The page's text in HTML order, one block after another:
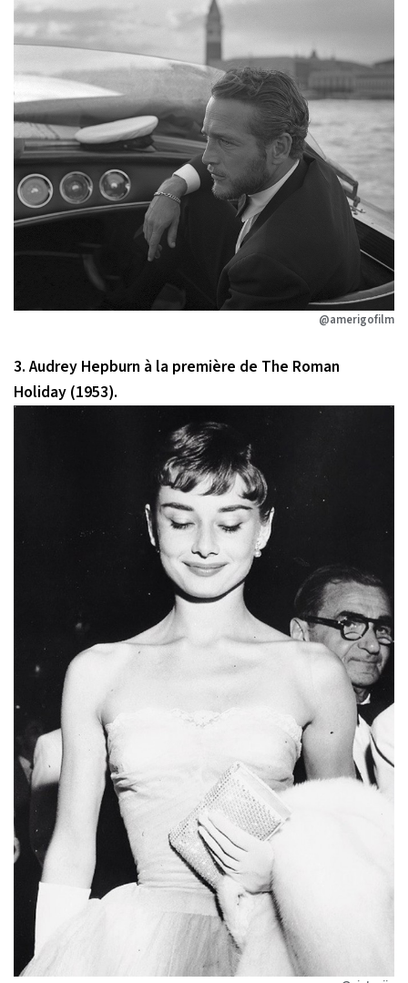
@amerigofilm
3. Audrey Hepburn à la première de The Roman
Holiday (1953).